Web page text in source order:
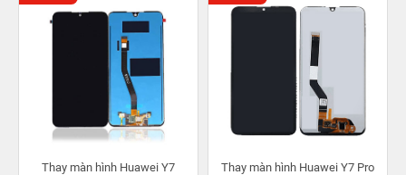
Thay màn hình Huawei Y7
Thay màn hình Huawei Y7 Pro